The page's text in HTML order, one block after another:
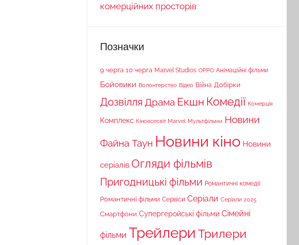
комерційних просторів
Позначки
9 черга 10 черга Marvel Studios OPPO Анімаційні фільми
Бойовики Волонтерство Відео Війна Добірки
Дозвілля Драма Екшн Комедії Комерція
Комплекс Кіновсесвіт Marvel Мультфільми Новини
Файна Таун Новини кіно Новини
серіалів Огляди фільмів
Пригодницькі фільми Романтичні комедії
Романтичні фільми Сервіси Серіали Серіали 2025
Смартфони Супергеройські фільми Сімейні
фільми Трейлери Трилери